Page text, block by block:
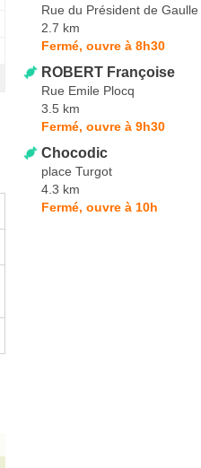
Rue du Président de Gaulle
2.7 km
Fermé, ouvre à 8h30
ROBERT Françoise
Rue Emile Plocq
3.5 km
Fermé, ouvre à 9h30
Chocodic
place Turgot
4.3 km
Fermé, ouvre à 10h